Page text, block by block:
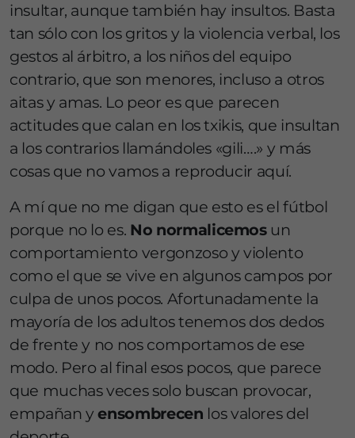
insultar, aunque también hay insultos. Basta
tan sólo con los gritos y la violencia verbal, los
gestos al árbitro, a los niños del equipo
contrario, que son menores, incluso a otros
aitas y amas. Lo peor es que parecen
actitudes que calan en los txikis, que insultan
a los contrarios llamándoles «gili….» y más
cosas que no vamos a reproducir aquí.
A mí que no me digan que esto es el fútbol
porque no lo es. No normalicemosun
comportamiento vergonzoso y violento
como el que se vive en algunos campos por
culpa de unos pocos. Afortunadamente la
mayoría de los adultos tenemos dos dedos
de frente y no nos comportamos de ese
modo. Pero al final esos pocos, que parece
que muchas veces solo buscan provocar,
empañan yensombrecen los valores del